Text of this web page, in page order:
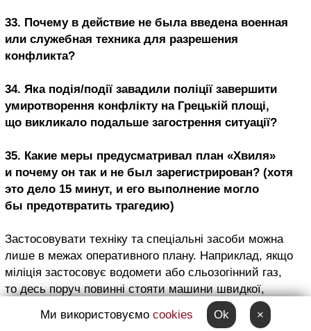
33. Почему в действие не была введена военная
или служебная техника для разрешения
конфликта?
34. Яка подія/події завадили поліції завершити
умиротворення конфлікту на Грецькій площі,
що викликало подальше загострення ситуації?
35. Какие меры предусматривал план «Хвиля»
и почему он так и не был зарегистрирован? (хотя
это дело 15 минут, и его выполнение могло
бы предотвратить трагедию)
Застосовувати техніку та спеціальні засоби можна
лише в межах оперативного плану. Наприклад, якщо
міліція застосовує водомети або сльозогінний газ,
то десь поруч повинні стояти машини швидкої,
Ми використовуємо cookies Ok ×